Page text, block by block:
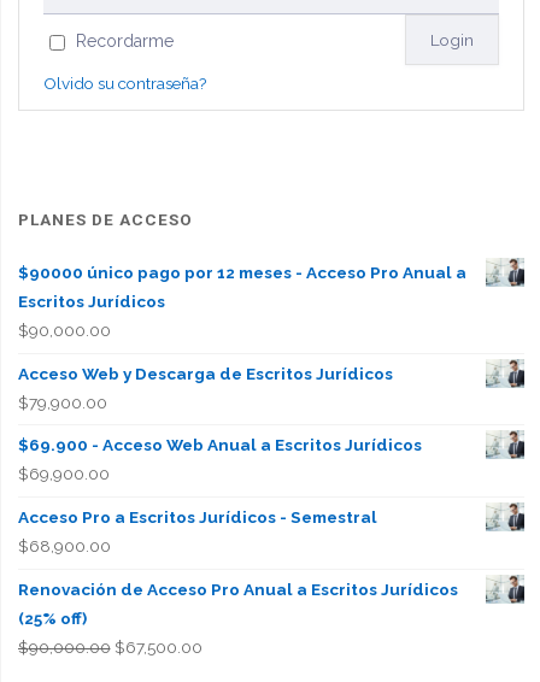
Recordarme
Olvido su contraseña?
PLANES DE ACCESO
$90000 único pago por 12 meses - Acceso Pro Anual a
Escritos Jurídicos
$90,000.00
Acceso Web y Descarga de Escritos Jurídicos
$79,900.00
$69.900 - Acceso Web Anual a Escritos Jurídicos
$69,900.00
Acceso Pro a Escritos Jurídicos - Semestral
$68,900.00
Renovación de Acceso Pro Anual a Escritos Jurídicos
(25% off)
$90,000.00 El
$67,500.00El